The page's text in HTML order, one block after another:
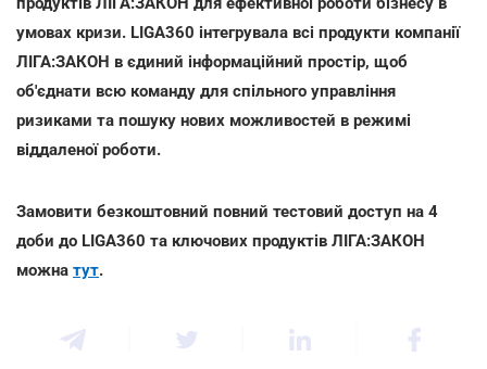
умовах кризи. LIGA360 інтегрувала всі продукти компанії
ЛІГА:ЗАКОН в єдиний інформаційний простір, щоб
об'єднати всю команду для спільного управління
ризиками та пошуку нових можливостей в режимі
віддаленої роботи.
Замовити безкоштовний повний тестовий доступ на 4
доби до LIGA360 та ключових продуктів ЛІГА:ЗАКОН
можна тут.